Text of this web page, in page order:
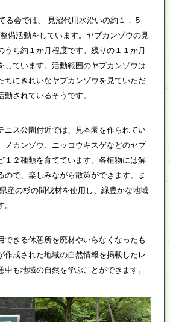
る会では、 見沼代用水沿いの約１．５
備活動をしています。ヤブカンゾウの見
うち約１か月程度です。残りの１１か月
しています。活動範囲のヤブカンゾウは
ちにきれいなヤブカンゾウを見ていただ
されているそうです。
ニス公園付近では、見本園を作られてい
ノカンゾウ、ニッコウキスゲなどのヤブ
１２種類を育てています。各植物には解
ので、楽しみながら散策ができます。ま
産の杉の間伐材を使用し、緑豊かな地域
できる休憩所を廃材やいらなくなったも
作成された地域の自然情報を掲載したレ
も地域の自然を学ぶことができます。